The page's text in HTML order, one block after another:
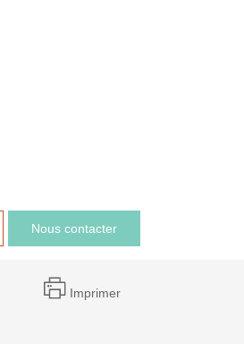
Nous contacter
Imprimer